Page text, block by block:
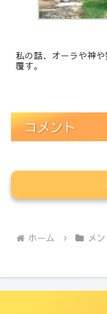
私の話、オーラや神
覆す。
コメント
ホーム メ